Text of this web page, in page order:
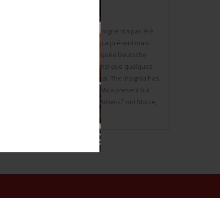
Insigne tissé bordé de métal. L’insigne n’a pas été
doublé en tissu coton blanc. Mica présent mais
et manques. Etiquette marquée Deutsche
usure et patine de la pièce, ainsi que quelques
insignia bordered with metal. The insignia has
lined with white cotton fabric. Mica present but
Label marked Deutsche Arbeitsfront Mütze,